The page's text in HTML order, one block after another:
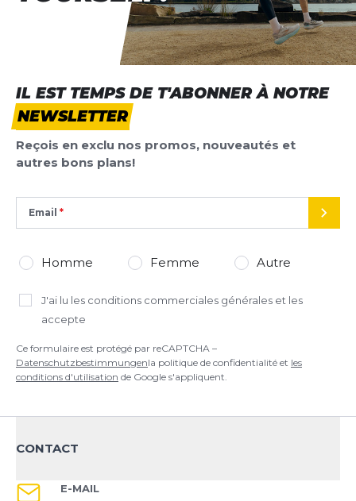
AJOUTER UN AVIS
Ce formulaire est protégé par reCAPTCHA –
Datenschutzbestimmungen
IL EST TEMPS DE T'ABONNER À NOTRE
NEWSLETTER
Reçois en exclu nos promos, nouveautés et
autres bons plans!
Email
Homme Femme Autre
J'ai lu les conditions commerciales générales et les
accepte
Ce formulaire est protégé par reCAPTCHA –
Datenschutzbestimmungenla politique de confidentialité et les
conditions d'utilisation de Google s'appliquent.
CONTACT
E-MAIL